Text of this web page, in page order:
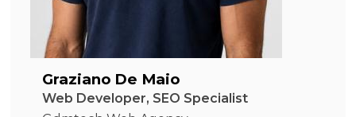
Graziano De Maio
Web Developer, SEO Specialist